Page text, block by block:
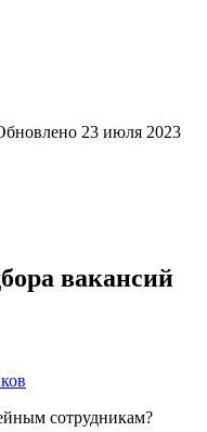
23 июля 2023
вакансий
сотрудникам?